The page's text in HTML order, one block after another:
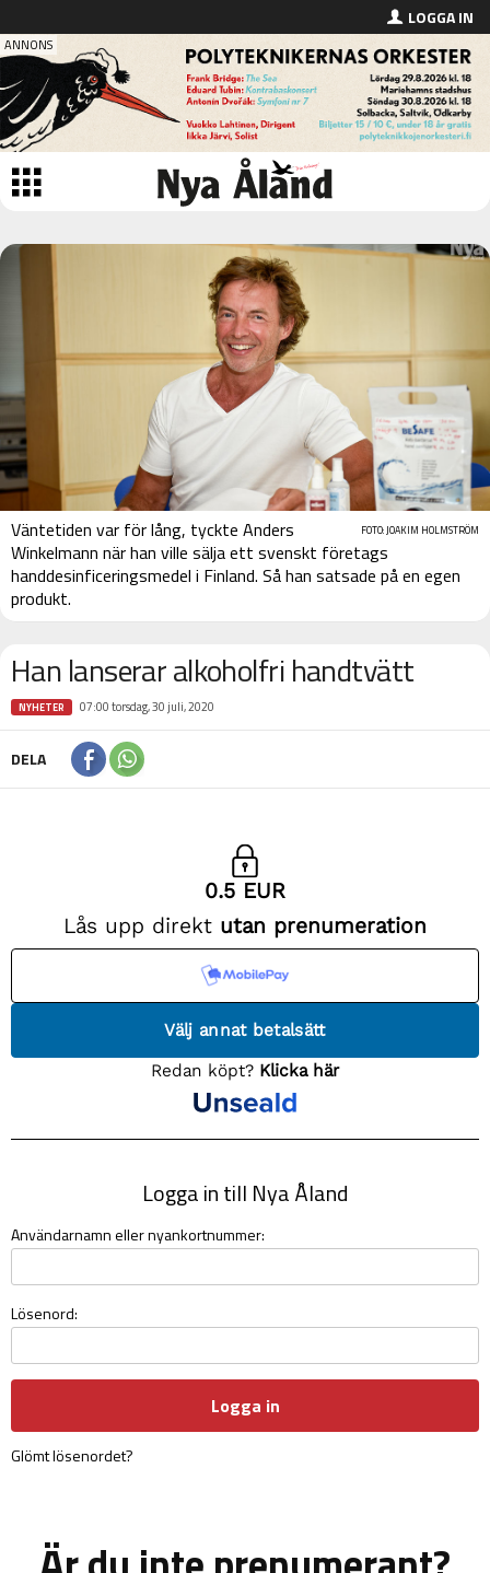
LOGGA IN
FOTO: JOAKIM HOLMSTRÖM
Väntetiden var för lång, tyckte Anders
Winkelmann när han ville sälja ett svenskt företags
handdesinficeringsmedel i Finland. Så han satsade på en egen
produkt.
Han lanserar alkoholfri handtvätt
NYHETER 07:00 torsdag, 30 juli, 2020
DELA